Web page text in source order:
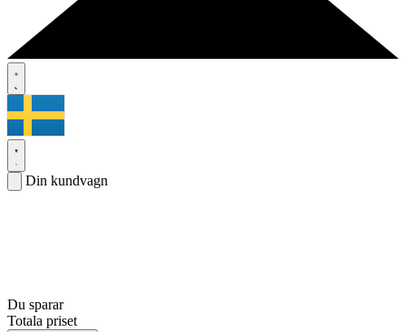
Din kundvagn
Du sparar
Totala priset